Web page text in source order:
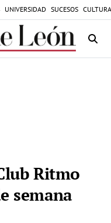
UNIVERSIDAD SUCESOS
Ritmo
semana